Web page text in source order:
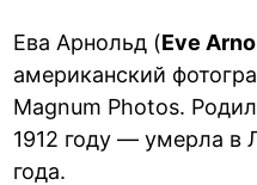
Ева Арнольд (Eve
американский
Magnum Photos.
1912 году — умерла в
года.